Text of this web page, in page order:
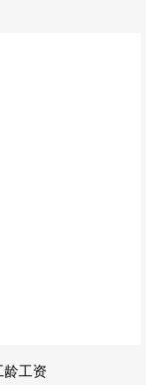
龄工资